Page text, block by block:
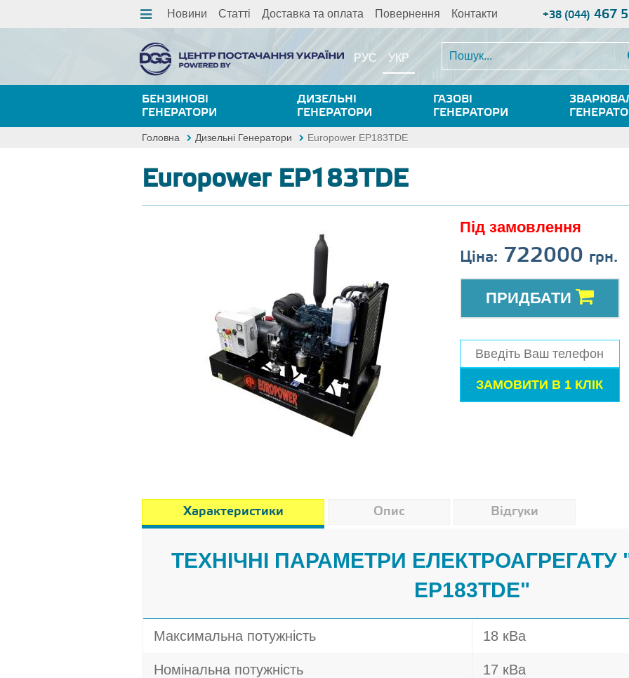
Новини Статті Доставка та оплата Повернення Контакти +38 (044) 467
РУС УКР
БЕНЗИНОВІ
ГЕНЕРАТОРИ
ДИЗЕЛЬНІ
ГЕНЕРАТОРИ
ГАЗОВІ
ГЕНЕРАТОРИ
Головна Дизельні Генератори Europower EP183TDE
Europower EP183TDE
Під замовлення
Ціна: 722000 грн.
ПРИДБАТИ
Характеристики Опис Відгуки
ТЕХНІЧНІ ПАРАМЕТРИ ЕЛЕКТРОАГРЕГАТУ
EP183TDE"
Максимальна потужність 18 кВа
Номінальна потужність 17 кВа